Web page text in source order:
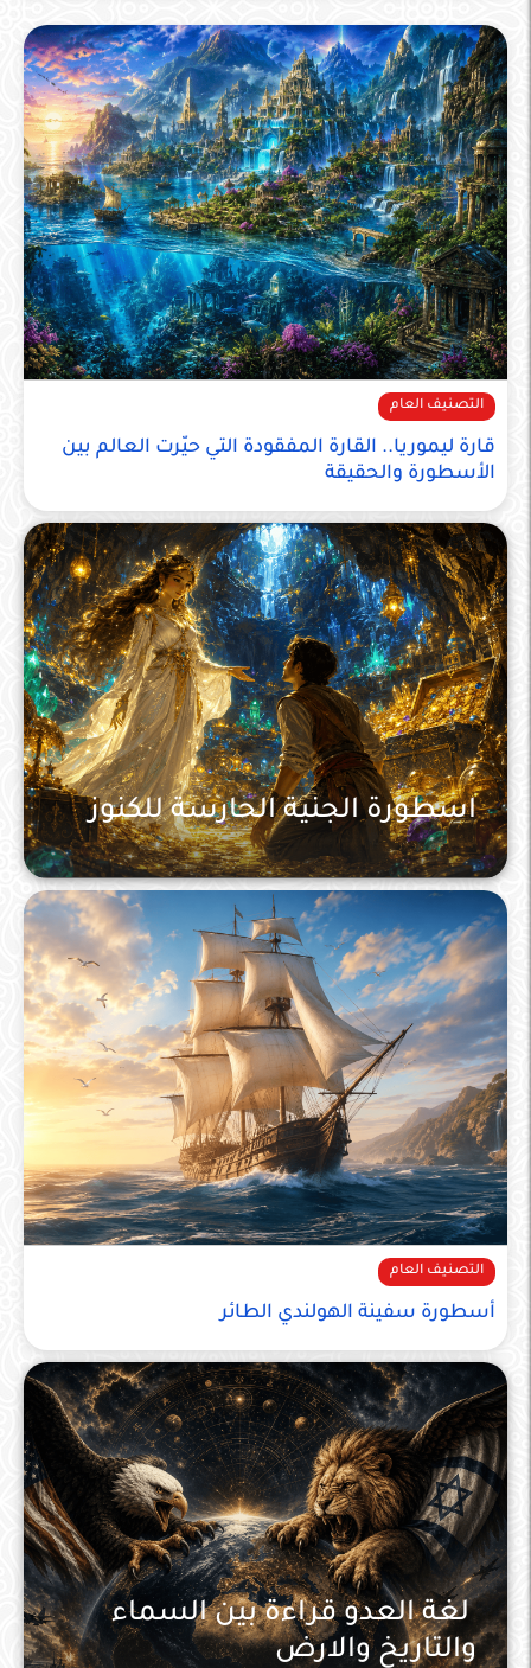
التصنيف العام
قارة ليموريا.. القارة المفقودة التي حيّرت العالم بين
الأسطورة والحقيقة
التصنيف العام
اسطورة الجنية الحارسة للكنوز
التصنيف العام
أسطورة سفينة الهولندي الطائر
لغة العدو قراءة بين السماء
والتاريخ والارض